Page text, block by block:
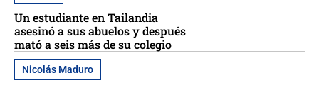
Un estudiante en Tailandia
asesinó a sus abuelos y después
mató a seis más de su colegio
Nicolás Maduro